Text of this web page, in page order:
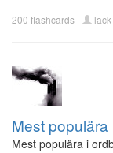
200 flashcards lack
Mest
Mest populära i